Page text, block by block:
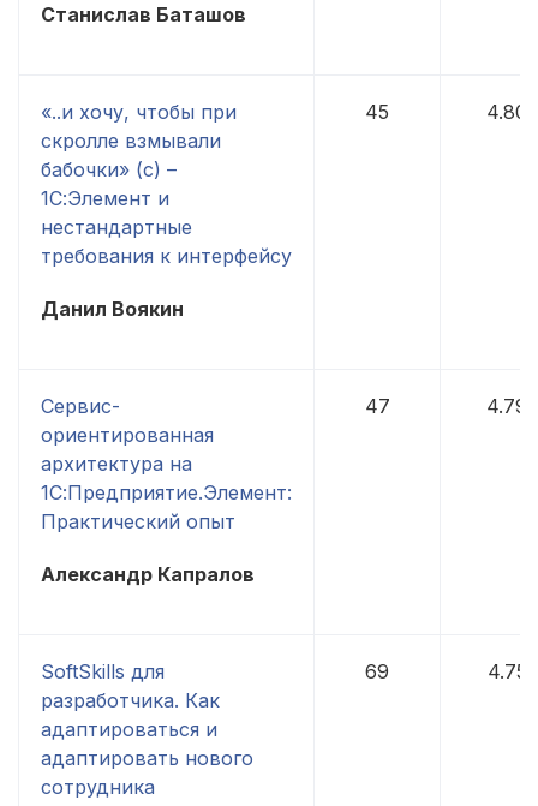
Станислав Баташов
«..и хочу, чтобы при
скролле взмывали
бабочки» (с) –
1С:Элемент и
нестандартные
требования к интерфейсу
Данил Воякин
45 4.80
Сервис-
ориентированная
архитектура на
1С:Предприятие.Элемент:
Практический опыт
Александр Капралов
47 4.79
SoftSkills для
разработчика. Как
адаптироваться и
адаптировать нового
сотрудника
69 4.75